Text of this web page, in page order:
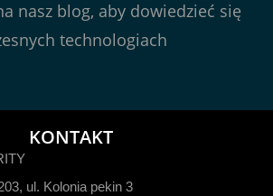
nasz blog, aby dowiedzieć się
technologiach
KONTAKT
ul. Kolonia pekin 3